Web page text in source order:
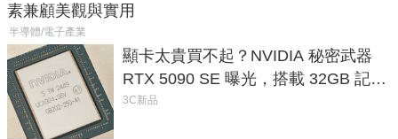
素兼顧美觀與實用
半導體/電子產業
顯卡太貴買不起？NVIDIA 秘密武器
RTX 5090 SE 曝光，搭載 32GB 記憶
體
3C新品